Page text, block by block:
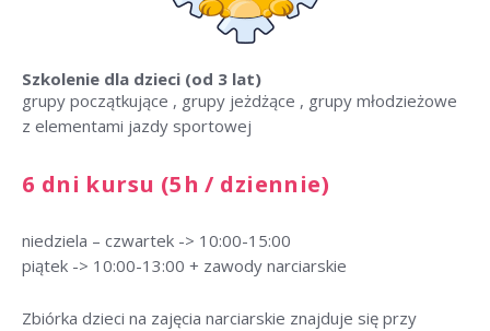
Szkolenie dla dzieci (od 3 lat)
grupy początkujące , grupy jeżdżące , grupy młodzieżowe
z elementami jazdy sportowej
6 dni kursu (5h / dziennie)
niedziela – czwartek -> 10:00-15:00
piątek -> 10:00-13:00 + zawody narciarskie
Zbiórka dzieci na zajęcia narciarskie znajduje się przy